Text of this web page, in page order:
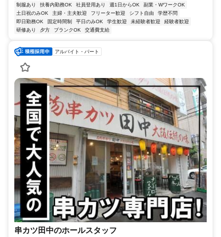
制服あり 扶養内勤務OK 社員登用あり 週1日からOK
副業・WワークOK
土日祝のみOK
主婦・主夫歓迎 フリーター歓迎 シフト自由
学歴不問
即日勤務OK
固定時間制 平日のみOK 学生歓迎 未経験者歓迎
経験者歓迎
研修あり
夕方 ブランクOK 交通費支給
アルバイト・パート
串カツ田中のホールスタッフ